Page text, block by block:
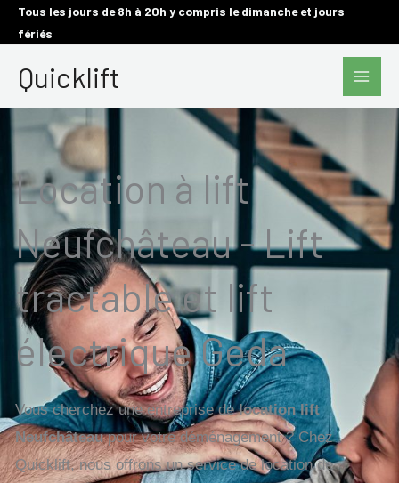
AllerTous les jours de 8h à 20h y compris le dimanche et jours
fériés
Quicklift
Main
Location à lift
Neufchâteau - Lift
tractable et lift
électrique Geda
Vous cherchez une entreprise delocation lift
Neufchâteaupour votre déménagement ? Chez
Quicklift, nous offrons un service de location de